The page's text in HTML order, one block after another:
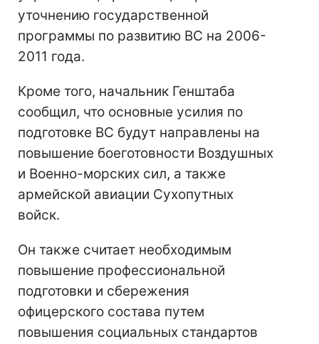
уточнению государственной
программы по развитию ВС на 2006-
2011 года.
Кроме того, начальник Генштаба
сообщил, что основные усилия по
подготовке ВС будут направлены на
повышение боеготовности Воздушных
и Военно-морских сил, а также
армейской авиации Сухопутных
войск.
Он также считает необходимым
повышение профессиональной
подготовки и сбережения
офицерского состава путем
повышения социальных стандартов